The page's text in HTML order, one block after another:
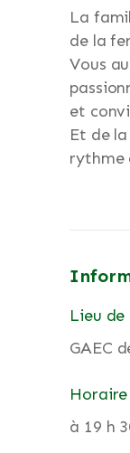
La
de la
Vous
et
Et de
rythme
Lieu de
GAEC
Horaire
à 19 h